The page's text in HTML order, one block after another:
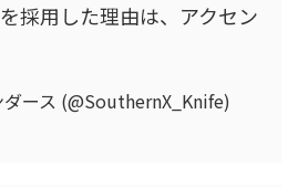
採用した理由は、アクセン
ース (@SouthernX_Knife)